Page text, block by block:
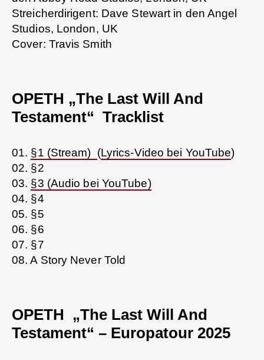
Streicherdirigent: Dave Stewart in den Angel
Studios, London, UK
Cover: Travis Smith
OPETH „The Last Will And
Testament“ Tracklist
01. §1 (Stream) (Lyrics-Video bei YouTube)
02. §2
03. §3 (Audio bei YouTube)
04. §4
05. §5
06. §6
07. §7
08. A Story Never Told
OPETH „The Last Will And
Testament“ – Europatour 2025